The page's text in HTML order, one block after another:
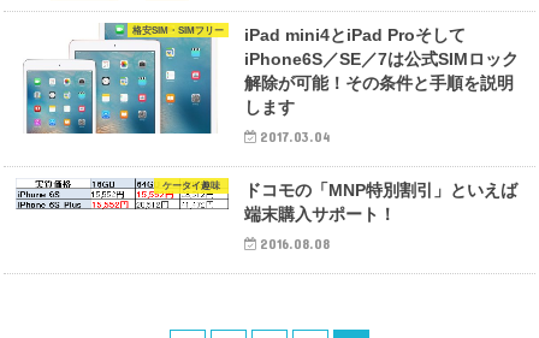
格安SIM・SIMフリー
iPad mini4とiPad Proそして
iPhone6S／SE／7は公式SIMロック
解除が可能！その条件と手順を説明
します
2017.03.04
ケータイ趣味
ドコモの「MNP特別割引」といえば
端末購入サポート！
2016.08.08